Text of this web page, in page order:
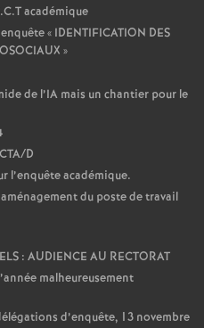
académique
« IDENTIFICATION DES
»
de l’IA mais un chantier pour le
D
l’enquête académique.
du poste de travail
: AUDIENCE AU RECTORAT
malheureusement
d’enquête, 13 novembre